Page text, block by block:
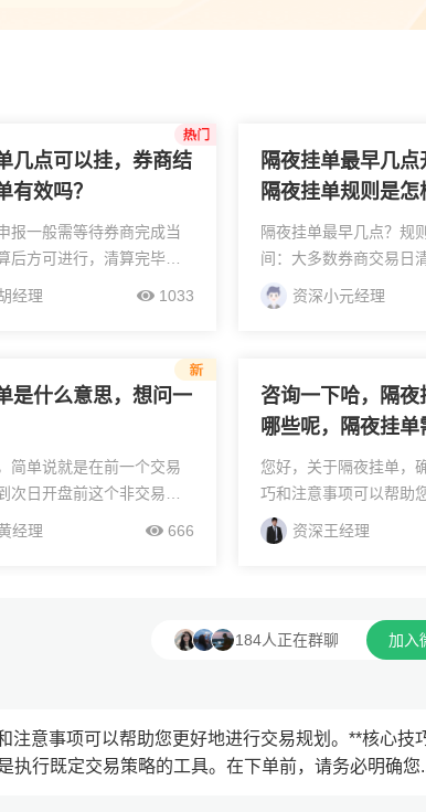
资者在盘中提交市价委托单时，价格笼子约束规则具体如
几点可以挂，券商结
有效吗？
报一般需等待券商完成当
后方可进行，清算完毕后
有效指令。各家券商的清
经理 1033
隔夜挂单最早几
隔夜挂单规则是怎
隔夜挂单最早几点？规
间：大多数券商交易日
挂，最早17:30开始，最
右，具体各券商不同，
资深小元经理
是什么意思，想问一
简单说就是在前一个交易
次日开盘前这个非交易时
买卖委托单下到券商系统
经理 666
咨询一下哈，隔夜
哪些呢，隔夜挂单
么怎么弄？
您好，关于隔夜挂单，
巧和注意事项可以帮助
交易规划。**核心技巧与
**1.**明确交易计划**：
资深王经理
注意事项可以帮助您更好地进行交易规划。**核心技
执行既定交易策略的工具。在下单前，请务必明确您
184人正在群聊 加入